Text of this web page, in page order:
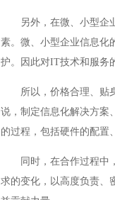
另外，在微、小型企业
素。微、小型企业信息化
护。因此对IT技术和服务
所以，价格合理、贴身
说，制定信息化解决方案
的过程，包括硬件的配置
同时，在合作过程中，
求的变化，以高度负责、